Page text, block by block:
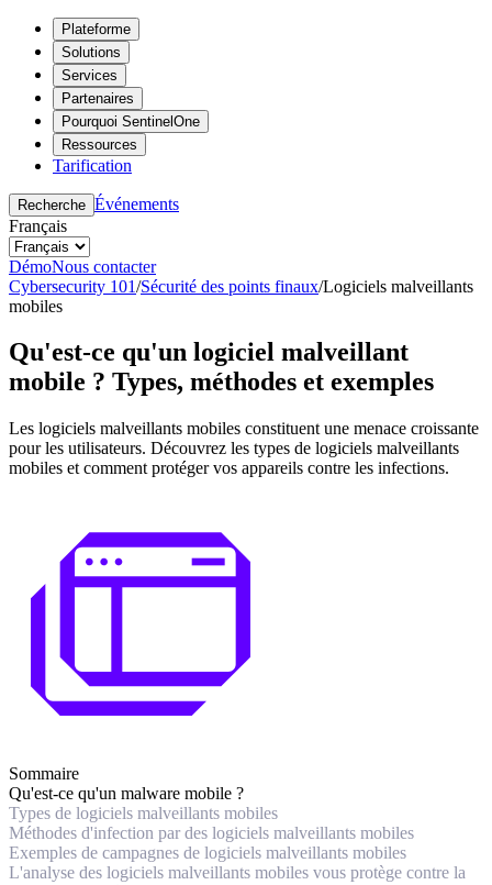
Plateforme
Solutions
Services
Partenaires
Pourquoi SentinelOne
Ressources
Tarification
Recherche Événements
Français
DémoNous contacter
Cybersecurity 101/Sécurité des points finaux/Logiciels malveillants
mobiles
Qu'est-ce qu'un logiciel malveillant
mobile ? Types, méthodes et exemples
Les logiciels malveillants mobiles constituent une menace croissante
pour les utilisateurs. Découvrez les types de logiciels malveillants
mobiles et comment protéger vos appareils contre les infections.
Sommaire
Qu'est-ce qu'un malware mobile ?
Types de logiciels malveillants mobiles
Méthodes d'infection par des logiciels malveillants mobiles
Exemples de campagnes de logiciels malveillants mobiles
L'analyse des logiciels malveillants mobiles vous protège contre la